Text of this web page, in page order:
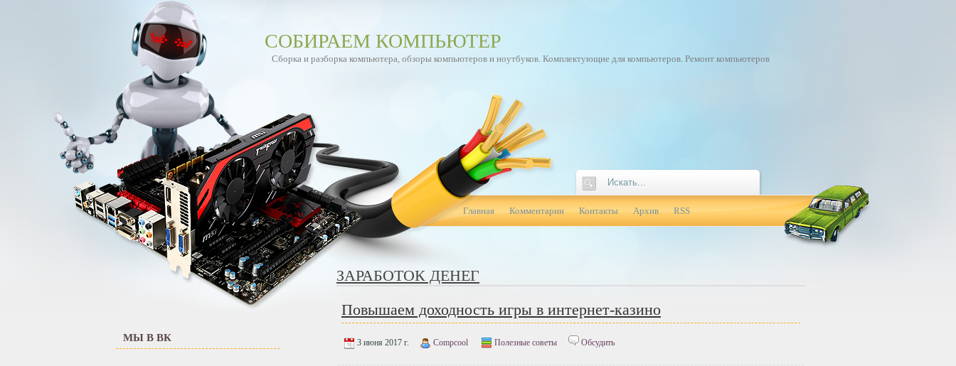
СОБИРАЕМ КОМПЬЮТЕР
Сборка и разборка компьютера, обзоры компьютеров и ноутбуков. Комплектующие для компьютеров. Ремонт компьютеров
Главная Комментарии Контакты Архив RSS
МЫ В ВК
ЗАРАБОТОК ДЕНЕГ
Повышаем доходность игры в интернет-казино
3 июня 2017 г. Compcool Полезные советы Обсудить